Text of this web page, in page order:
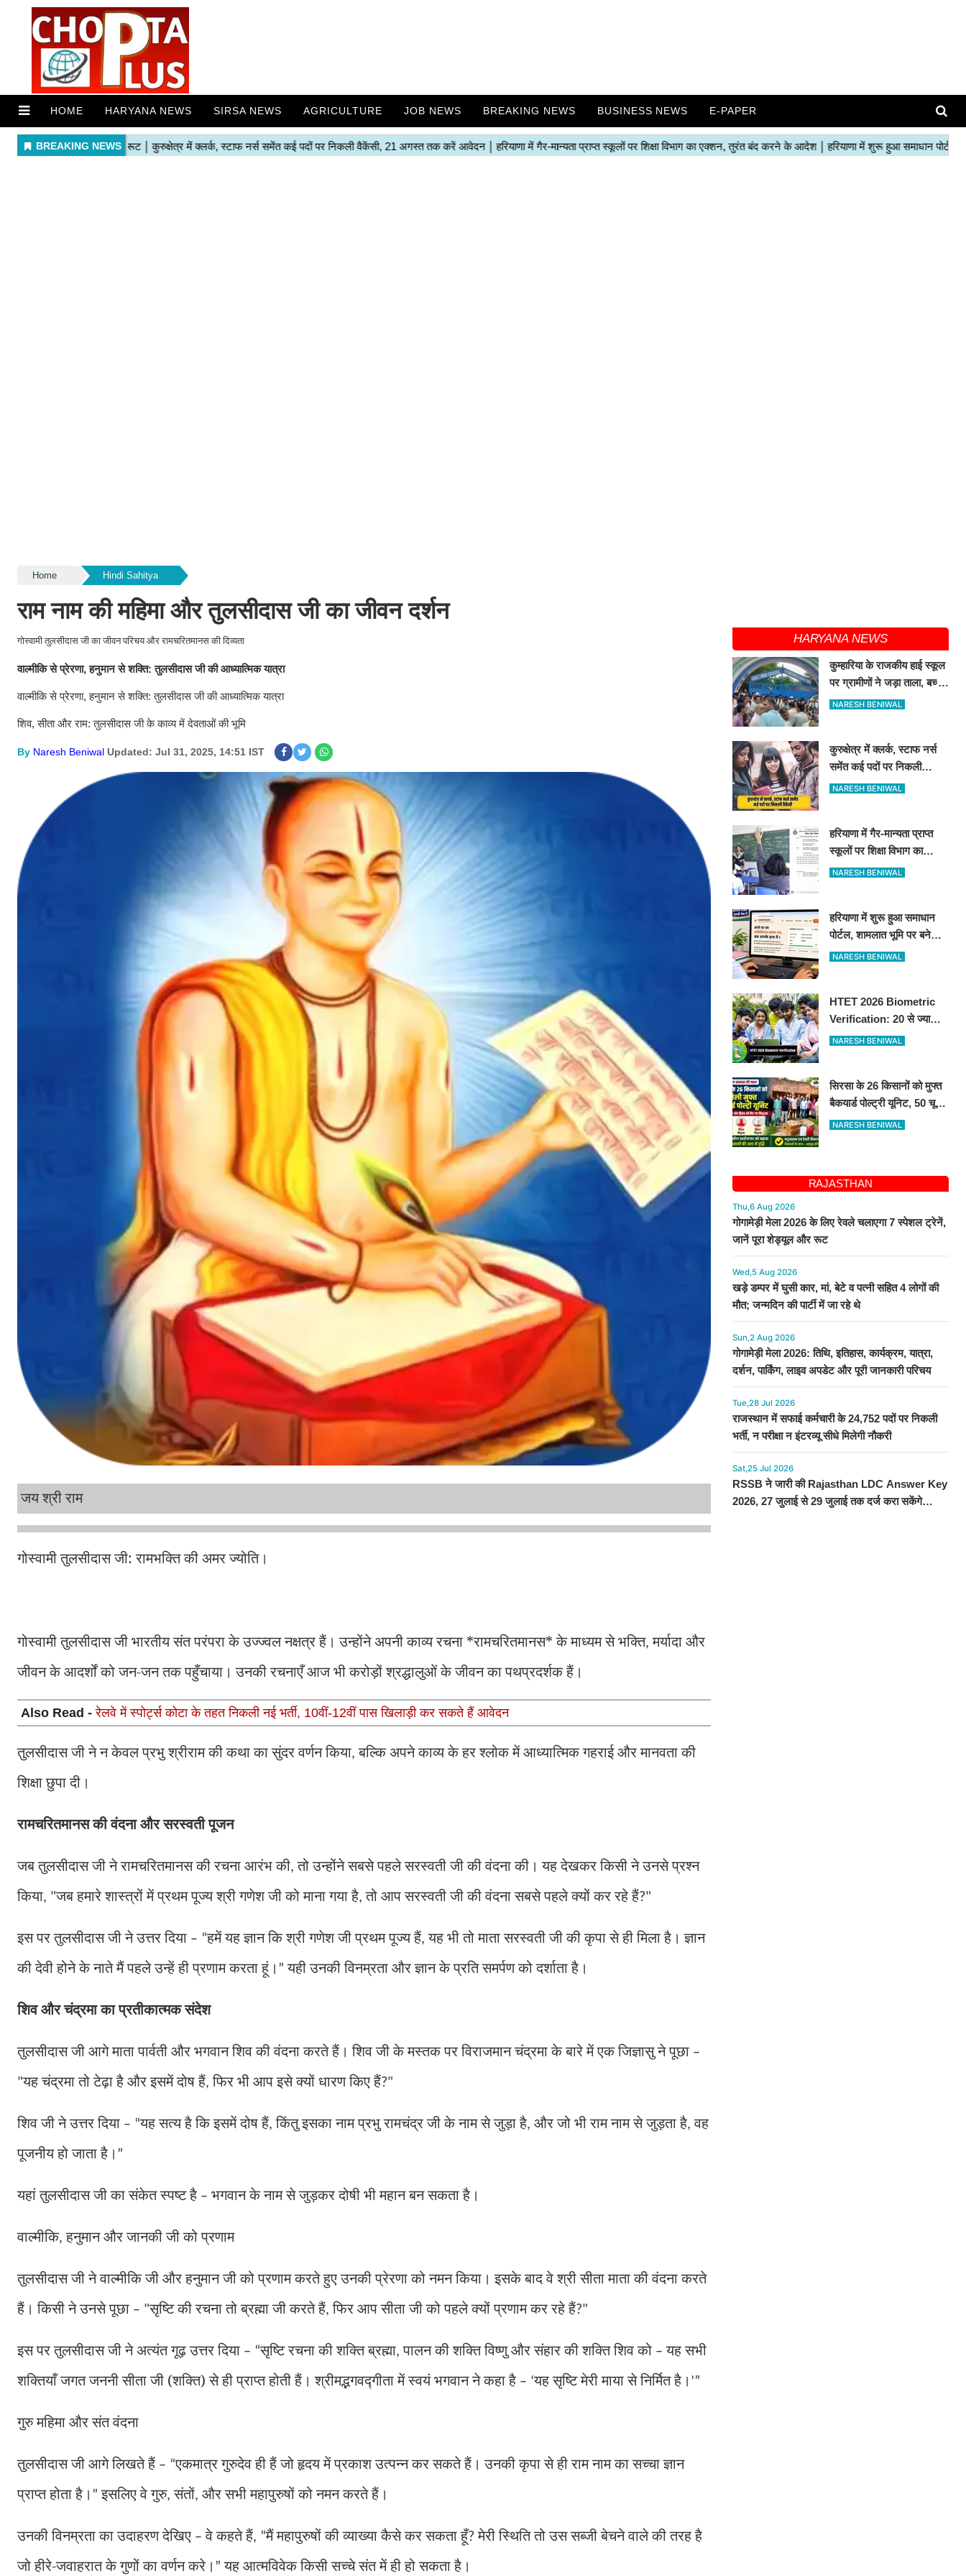
HOME HARYANA NEWS SIRSA NEWS AGRICULTURE JOB NEWS BREAKING NEWS BUSINESS NEWS E-PAPER
Home Hindi Sahitya
राम नाम की महिमा और तुलसीदास जी का जीवन दर्शन
गोस्वामी तुलसीदास जी का जीवन परिचय और रामचरितमानस की दिव्यता
वाल्मीकि से प्रेरणा, हनुमान से शक्ति: तुलसीदास जी की आध्यात्मिक यात्रा
वाल्मीकि से प्रेरणा, हनुमान से शक्ति: तुलसीदास जी की आध्यात्मिक यात्रा
शिव, सीता और राम: तुलसीदास जी के काव्य में देवताओं की भूमि
By Naresh Beniwal Updated: Jul 31, 2025, 14:51 IST
जय श्री राम
गोस्वामी तुलसीदास जी: रामभक्ति की अमर ज्योति।
गोस्वामी तुलसीदास जी भारतीय संत परंपरा के उज्ज्वल नक्षत्र हैं। उन्होंने अपनी काव्य रचना *रामचरितमानस* के माध्यम से भक्ति,मर्यादा और
जीवन के आदर्शों को जन-जन तक पहुँचाया। उनकी रचनाएँ आज भी करोड़ों श्रद्धालुओं के जीवन का पथप्रदर्शक हैं।
Also Read -रेलवे में स्पोर्ट्स कोटा के तहत निकली नई भर्ती, 10वीं-12वीं पास खिलाड़ी कर सकते हैं आवेदन
तुलसीदास जी ने न केवल प्रभु श्रीराम की कथा का सुंदर वर्णन किया,बल्कि अपने काव्य के हर श्लोक में आध्यात्मिक गहराई और मानवता की
शिक्षा छुपा दी।
रामचरितमानस की वंदना और सरस्वती पूजन
जब तुलसीदास जी ने रामचरितमानस की रचना आरंभ की,तो उन्होंने सबसे पहले सरस्वती जी की वंदना की। यह देखकर किसी ने उनसे प्रश्न
किया, "जब हमारे शास्त्रों में प्रथम पूज्य श्री गणेश जी को माना गया है,तो आप सरस्वती जी की वंदना सबसे पहले क्यों कर रहे हैं?"
इस पर तुलसीदास जी ने उत्तर दिया – “हमें यह ज्ञान कि श्री गणेश जी प्रथम पूज्य हैं,यह भी तो माता सरस्वती जी की कृपा से ही मिला है। ज्ञान
की देवी होने के नाते मैं पहले उन्हें ही प्रणाम करता हूं। ”यही उनकी विनम्रता और ज्ञान के प्रति समर्पण को दर्शाता है।
शिव और चंद्रमा का प्रतीकात्मक संदेश
तुलसीदास जी आगे माता पार्वती और भगवान शिव की वंदना करते हैं। शिव जी के मस्तक पर विराजमान चंद्रमा के बारे में एक जिज्ञासु ने पूछा –
"यह चंद्रमा तो टेढ़ा है और इसमें दोष हैं,फिर भी आप इसे क्यों धारण किए हैं?"
शिव जी ने उत्तर दिया – “यह सत्य है कि इसमें दोष हैं,किंतु इसका नाम प्रभु रामचंद्र जी के नाम से जुड़ा है, और जो भी राम नाम से जुड़ता है,वह
पूजनीय हो जाता है। ”
यहां तुलसीदास जी का संकेत स्पष्ट है – भगवान के नाम से जुड़कर दोषी भी महान बन सकता है।
वाल्मीकि,हनुमान और जानकी जी को प्रणाम
तुलसीदास जी ने वाल्मीकि जी और हनुमान जी को प्रणाम करते हुए उनकी प्रेरणा को नमन किया। इसके बाद वे श्री सीता माता की वंदना करते
हैं। किसी ने उनसे पूछा – "सृष्टि की रचना तो ब्रह्मा जी करते हैं,फिर आप सीता जी को पहले क्यों प्रणाम कर रहे हैं?"
इस पर तुलसीदास जी ने अत्यंत गूढ़ उत्तर दिया – “सृष्टि रचना की शक्ति ब्रह्मा,पालन की शक्ति विष्णु और संहार की शक्ति शिव को –यह सभी
शक्तियाँ जगत जननी सीता जी (शक्ति) से ही प्राप्त होती हैं। श्रीमद्भगवद्गीता में स्वयं भगवान ने कहा है – ‘यह सृष्टि मेरी माया से निर्मित है। ’”
गुरु महिमा और संत वंदना
तुलसीदास जी आगे लिखते हैं – “एकमात्र गुरुदेव ही हैं जो हृदय में प्रकाश उत्पन्न कर सकते हैं। उनकी कृपा से ही राम नाम का सच्चा ज्ञान
प्राप्त होता है। ”इसलिए वे गुरु,संतों, और सभी महापुरुषों को नमन करते हैं।
उनकी विनम्रता का उदाहरण देखिए –वे कहते हैं, “मैं महापुरुषों की व्याख्या कैसे कर सकता हूँ?मेरी स्थिति तो उस सब्जी बेचने वाले की तरह है
जो हीरे-जवाहरात के गुणों का वर्णन करे। ”यह आत्मविवेक किसी सच्चे संत में ही हो सकता है।
HARYANA NEWS
कुम्हारिया के राजकीय हाई स्कूल
पर ग्रामीणों ने जड़ा ताला, बच्चे
बस्ते लेकर बैठे बाहर, जानिए
NARESH BENIWAL
कुरुक्षेत्र में क्लर्क, स्टाफ नर्स
समेंत कई पदों पर निकली
वैकेंसी, 21 अगस्त तक करें
NARESH BENIWAL
हरियाणा में गैर-मान्यता प्राप्त
स्कूलों पर शिक्षा विभाग का
एक्शन, तुरंत बंद करने के आदेश
NARESH BENIWAL
हरियाणा में शुरू हुआ समाधान
पोर्टल, शामलात भूमि पर बने
मकानों का मिलेगा मालिकाना हक
NARESH BENIWAL
HTET 2026 Biometric
Verification: 20 से ज्यादा
सवाल छोड़ने वाले अभ्यर्थियों की
NARESH BENIWAL
सिरसा के 26 किसानों को मुफ्त
बैकयार्ड पोल्ट्री यूनिट, 50 चूजों
के साथ मिले उपकरण
NARESH BENIWAL
RAJASTHAN
Thu,6 Aug 2026
गोगामेड़ी मेला 2026 के लिए रेवले चलाएगा 7 स्पेशल ट्रेनें,
जानें पूरा शेड्यूल और रूट
Wed,5 Aug 2026
खड़े डम्पर में घुसी कार, मां, बेटे व पत्नी सहित 4 लोगों की
मौत; जन्मदिन की पार्टी में जा रहे थे
Sun,2 Aug 2026
गोगामेड़ी मेला 2026: तिथि, इतिहास, कार्यक्रम, यात्रा,
दर्शन, पार्किंग, लाइव अपडेट और पूरी जानकारी परिचय
Tue,28 Jul 2026
राजस्थान में सफाई कर्मचारी के 24,752 पदों पर निकली
भर्ती, न परीक्षा न इंटरव्यू सीधे मिलेगी नौकरी
Sat,25 Jul 2026
RSSB ने जारी की Rajasthan LDC Answer Key
2026, 27 जुलाई से 29 जुलाई तक दर्ज करा सकेंगे